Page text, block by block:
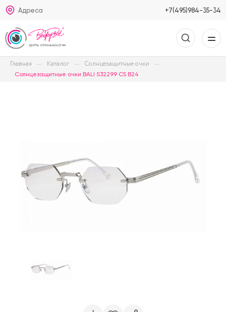
Адреса +7(495)984-35-34
Главная Каталог Солнцезащитные очки
Солнцезащитные очки BALI S32299 C5 B24